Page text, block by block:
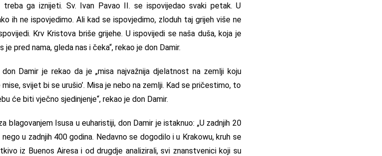
ga iznijeti. Sv. Ivan Pavao II. se ispovijedao svaki petak. U
ih ne ispovjedimo. Ali kad se ispovjedimo, zloduh taj grijeh više ne
Krv Kristova briše grijehe. U ispovijedi se naša duša, koja je
pred nama, gleda nas i čeka“, rekao je don Damir.
Damir je rekao da je „misa najvažnija djelatnost na zemlji koju
svijet bi se urušio’. Misa je nebo na zemlji. Kad se pričestimo, to
će biti vječno sjedinjenje“, rekao je don Damir.
blagovanjem Isusa u euharistiji, don Damir je istaknuo: „U zadnjih 20
u zadnjih 400 godina. Nedavno se dogodilo i u Krakowu, kruh se
iz Buenos Airesa i od drugdje analizirali, svi znanstvenici koji su